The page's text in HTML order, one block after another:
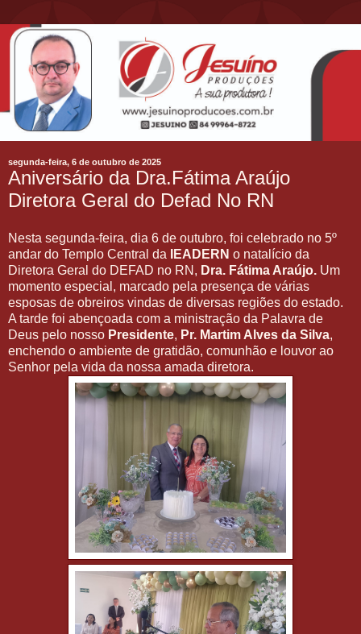
segunda-feira, 6 de outubro de 2025
Aniversário da Dra.Fátima Araújo
Diretora Geral do Defad No RN
Nesta segunda-feira, dia 6 de outubro, foi celebrado no 5º
andar do Templo Central da
IEADERN o natalício da
Diretora Geral do DEFAD no RN, Dra. Fátima Araújo. Um
momento especial, marcado pela presença de várias
esposas de obreiros vindas de diversas regiões do estado.
A tarde foi abençoada com a ministração da Palavra de
Deus pelo nosso Presidente, Pr. Martim Alves da Silva,
enchendo o ambiente de gratidão, comunhão e louvor ao
Senhor pela vida da nossa amada diretora.